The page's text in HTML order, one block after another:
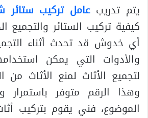
يتم تدريبعامل تركيب ستائر
كيفية تركيب الستائر والتجميع
أي خدوش قد تحدث أثناء
والأدوات التي يمكن
لتجميع الأثاث لمنع الأثاث
وهذا الرقم متوفر
الموضوع، فني يقوم بتركيب